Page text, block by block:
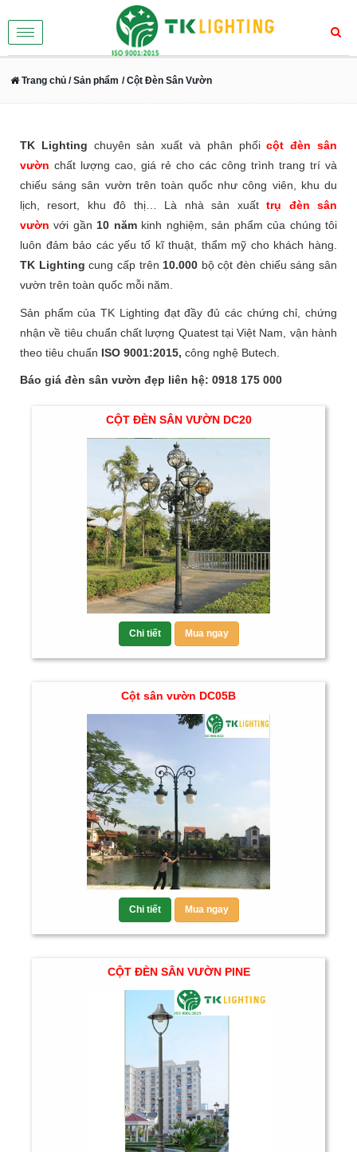
Toggle
navigation
Trang chủ / Sản phẩm / Cột Đèn Sân Vườn
TK Lighting chuyên sản xuất và phân phốicột đèn sân
vườn chất lượng cao, giá rẻ cho các công trình trang trí và
chiếu sáng sân vườn trên toàn quốc như công viên, khu du
lịch, resort, khu đô thị… Là nhà sản xuấttrụ đèn sân
vườnvới gần 10 năm kinh nghiệm, sản phẩm của chúng tôi
luôn đảm bảo các yếu tố kĩ thuật, thẩm mỹ cho khách hàng.
TK Lighting cung cấp trên 10.000 bộ cột đèn chiếu sáng sân
vườn trên toàn quốc mỗi năm.
Sản phẩm của TK Lighting đạt đầy đủ các chứng chỉ, chứng
nhận về tiêu chuẩn chất lượng Quatest tại Việt Nam, vận hành
theo tiêu chuẩn ISO 9001:2015, công nghệ Butech.
Báo giá đèn sân vườn đẹp liên hệ: 0918 175 000
CỘT ĐÈN SÂN VƯỜN DC20
Chi tiết Mua ngay
Cột sân vườn DC05B
Chi tiết Mua ngay
CỘT ĐÈN SÂN VƯỜN PINE